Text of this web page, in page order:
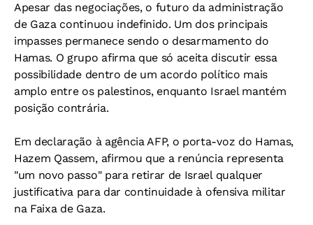
Apesar das negociações, o futuro da administração
de Gaza continuou indefinido. Um dos principais
impasses permanece sendo o desarmamento do
Hamas. O grupo afirma que só aceita discutir essa
possibilidade dentro de um acordo político mais
amplo entre os palestinos, enquanto Israel mantém
posição contrária.
Em declaração à agência AFP, o porta-voz do Hamas,
Hazem Qassem, afirmou que a renúncia representa
"um novo passo" para retirar de Israel qualquer
justificativa para dar continuidade à ofensiva militar
na Faixa de Gaza.